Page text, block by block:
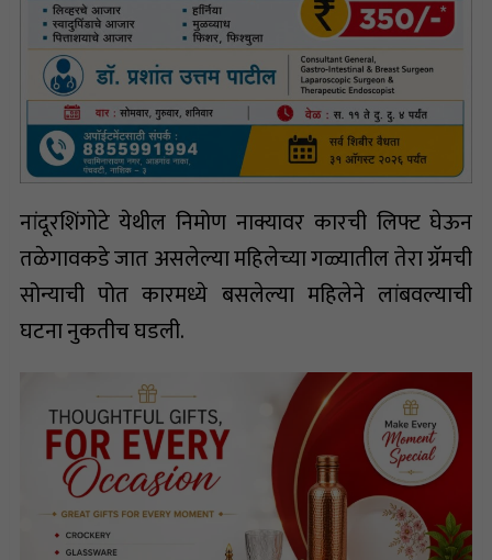
नांदूरशिंगोटे येथील निमोण नाक्यावर कारची लिफ्ट घेऊन
तळेगावकडे जात असलेल्या महिलेच्या गळ्यातील तेरा ग्रॅमची
सोन्याची पोत कारमध्ये बसलेल्या महिलेने लांबवल्याची
घटना नुकतीच घडली.